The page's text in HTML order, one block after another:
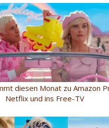
diesen Monat zu Amazon
Netflix und ins Free-TV